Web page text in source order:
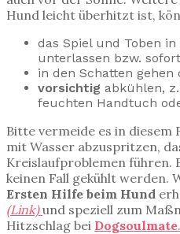
Hund leicht überhitzt ist,
das Spiel und Toben
unterlassen bzw.
in den Schatten
vorsichtig abkühlen,
feuchten Handtuch
Bitte vermeide es in diesem
mit Wasser abzuspritzen,
Kreislaufproblemen führen.
keinen Fall gekühlt
Ersten Hilfe beim Hund
(Link)und speziell zum
Hitzschlag bei Dogsoulmate.